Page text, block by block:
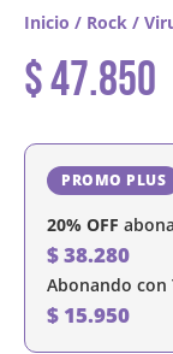
Inicio / Rock /
$47.850
PROMO PLUS
20% OFF
$38.280
Abonando con
$ 15.950